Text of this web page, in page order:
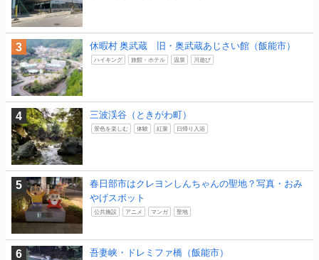
休暇村 奥武蔵 旧・奥武蔵あじさい館（飯能市）
ハイキング 旅館・ホテル 温泉 川遊び
三波渓谷（ときがわ町）
景色を楽しむ 体験 紅葉 日帰り入浴
春日部市はクレヨンしんちゃんの聖地？写真・おみ
やげスポット
公共施設 アニメ マンガ 聖地
吾妻峡・ドレミファ橋（飯能市）